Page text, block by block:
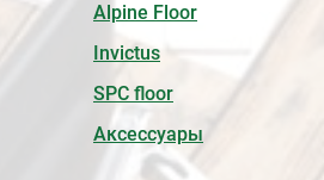
Alpine Floor
Invictus
SPC floor
Аксессуары